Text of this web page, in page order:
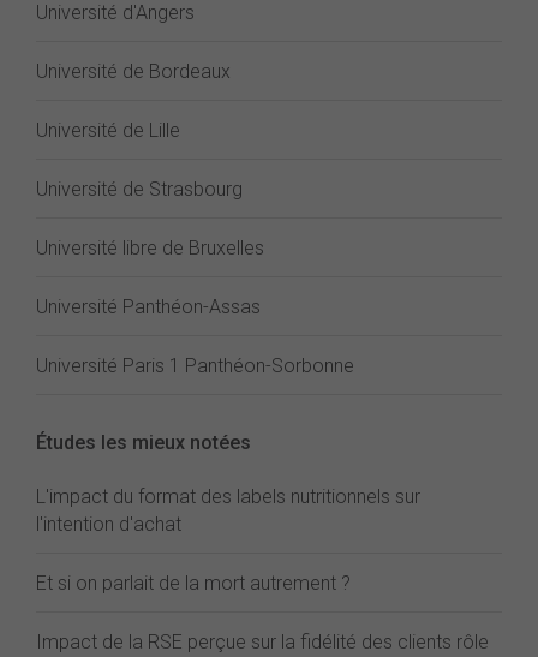
Université d'Angers
Université de Bordeaux
Université de Lille
Université de Strasbourg
Université libre de Bruxelles
Université Panthéon-Assas
Université Paris 1 Panthéon-Sorbonne
Études les mieux notées
L'impact du format des labels nutritionnels sur
l'intention d'achat
Et si on parlait de la mort autrement ?
Impact de la RSE perçue sur la fidélité des clients rôle